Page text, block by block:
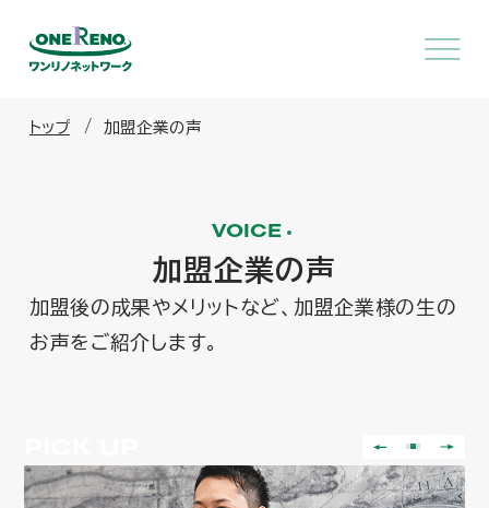
トップ 加盟企業の声
VOICE
加盟企業の声
加盟後の成果やメリットなど、加盟企業様の生の
お声をご紹介します。